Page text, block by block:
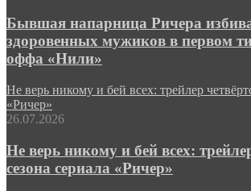
Бывшая напарница Ричера
здоровенных мужиков в первом
оффа «Нили»
Не верь никому и бей всех: трейлер
«Ричер»
26.07.2026
Не верь никому и бей всех:
сезона сериала «Ричер»